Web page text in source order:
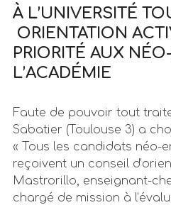
À L’UNIVERSITÉ
ORIENTATION
PRIORITÉ AUX
L’ACADÉMIE
Faute de pouvoir tout
Sabatier (Toulouse 3) a
« Tous les candidats néo-
reçoivent un conseil
Mastrorillo, enseignant-
chargé de mission à